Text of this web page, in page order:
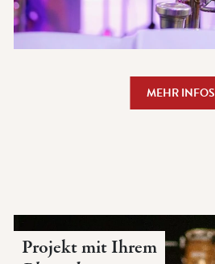
MEHR INFOS
Projekt mit Ihrem